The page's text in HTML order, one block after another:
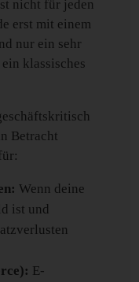
nicht für jeden
erst mit einem
nur ein sehr
klassisches
Betracht
Wenn deine
ist und
E-